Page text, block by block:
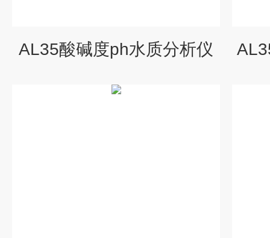
AL35酸碱度ph水质分析仪